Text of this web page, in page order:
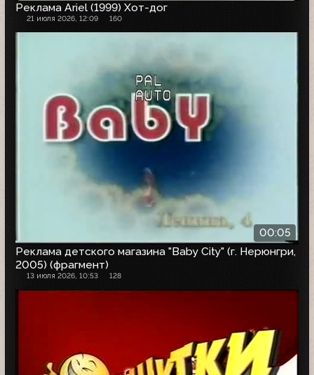
Реклама Ariel (1999) Хот-дог
21 июля 2026, 12:09 160
00:05
Реклама детского магазина "Baby City" (г. Нерюнгри,
2005) (фрагмент)
13 июля 2026, 10:53 128